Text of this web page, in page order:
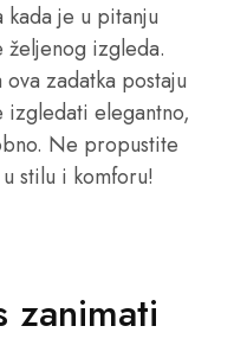
je u pitanju
izgleda.
ova zadatka postaju
izgledati elegantno,
Ne propustite
stilu i komforu!
zanimati